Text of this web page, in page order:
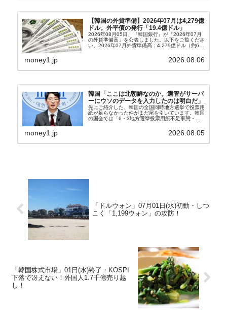
【韓国の外貨準備】2026年07月は4,279億
ドル。外平債の発行「19.4億ドル」
2026年08月05日、『韓国銀行』が「2026年07月
の外貨準備高」を公表しました。以下をご覧くださ
い。2026年07月外貨準備高：4,279億ドル（約67
money1.jp 2026.08.06
韓国「ここは北朝鮮なのか。選管がサーバ
ーにウソのデータを入力したのは明白だ」
先にご紹介した、韓国の全国同時地方選挙で投票用
紙が足らなかった件がまだ尾を引いています。韓国
の国会では「6・3地方選挙投票用紙不足事態・国
す。『国民の力』の朱晋佑（チュ・ジヌ）議員はそ
money1.jp 2026.08.05
「ドルウォン」07月01日(水)初動・しつ
こく「1,199ウォン」の攻防！
「韓国株式市場」01日(水)終了・KOSPI
下落で冴えない！外国人1.7千億売り越
し！